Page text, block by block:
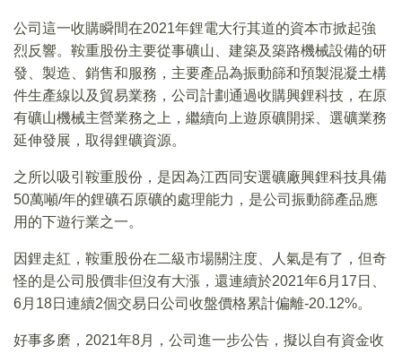
公司這一收購瞬間在2021年鋰電大行其道的資本市掀起強
烈反響。鞍重股份主要從事礦山、建築及築路機械設備的研
發、製造、銷售和服務，主要產品為振動篩和預製混凝土構
件生產線以及貿易業務，公司計劃通過收購興鋰科技，在原
有礦山機械主營業務之上，繼續向上遊原礦開採、選礦業務
延伸發展，取得鋰礦資源。
之所以吸引鞍重股份，是因為江西同安選礦廠興鋰科技具備
50萬噸/年的鋰礦石原礦的處理能力，是公司振動篩產品應
用的下遊行業之一。
因鋰走紅，鞍重股份在二級市場關注度、人氣是有了，但奇
怪的是公司股價非但沒有大漲，還連續於2021年6月17日、
6月18日連續2個交易日公司收盤價格累計偏離-20.12%。
好事多磨，2021年8月，公司進一步公告，擬以自有資金收